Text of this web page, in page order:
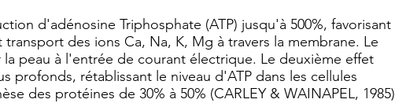
d'adénosine Triphosphate (ATP) jusqu'à 500%, favorisant
des ions Ca, Na, K, Mg à travers la membrane. Le
peau à l'entrée de courant électrique. Le deuxième effet
profonds, rétablissant le niveau d'ATP dans les cellules
des protéines de 30% à 50% (CARLEY & WAINAPEL, 1985)